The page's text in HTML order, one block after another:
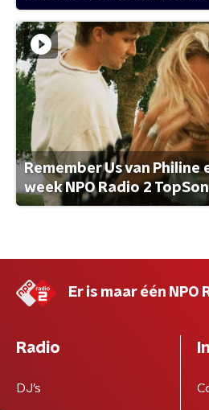
Remember Us van Philine
week NPO Radio 2
Er is maar één NPO
Radio
DJ’s